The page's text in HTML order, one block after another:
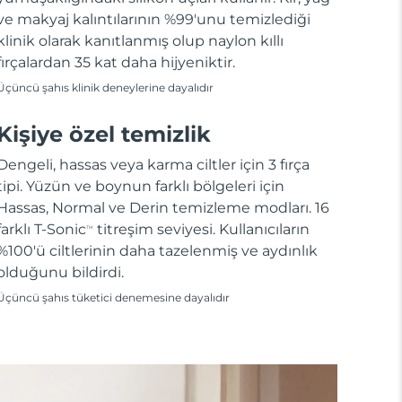
makyaj kalıntılarının %99'unu temizlediği
olarak kanıtlanmış olup naylon kıllı
35 kat daha hijyeniktir.
şahıs klinik deneylerine dayalıdır
özel temizlik
hassas veya karma ciltler için 3 fırça
Yüzün ve boynun farklı bölgeleri için
Normal ve Derin temizleme modları. 16
T-SonicTM
titreşim seviyesi. Kullanıcıların
ciltlerinin daha tazelenmiş ve aydınlık
bildirdi.
şahıs tüketici denemesine dayalıdır